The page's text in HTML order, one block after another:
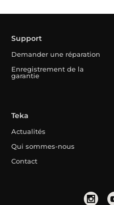
Support
Demander une réparation
Enregistrement de la
garantie
Teka
Actualités
Qui sommes-nous
Contact